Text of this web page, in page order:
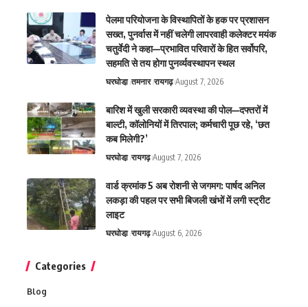
पेलमा परियोजना के विस्थापितों के हक पर प्रशासन
सख्त, पुनर्वास में नहीं चलेगी लापरवाही कलेक्टर मयंक
चतुर्वेदी ने कहा—प्रभावित परिवारों के हित सर्वोपरि,
सहमति से तय होगा पुनर्व्यवस्थापन स्थल
घरघोडा़ तमनार रायगढ़ August 7, 2026
बारिश में खुली सरकारी व्यवस्था की पोल—दफ्तरों में
बाल्टी, कॉलोनियों में तिरपाल; कर्मचारी पूछ रहे, ‘छत
कब मिलेगी?’
घरघोडा़ रायगढ़ August 7, 2026
वार्ड क्रमांक 5 अब रोशनी से जगमग: पार्षद अनिल
लकड़ा की पहल पर सभी बिजली खंभों में लगी स्ट्रीट
लाइट
घरघोडा़ रायगढ़ August 6, 2026
Categories
Blog